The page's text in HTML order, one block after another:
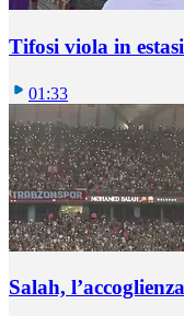
Tifosi viola in
01:33
Salah,